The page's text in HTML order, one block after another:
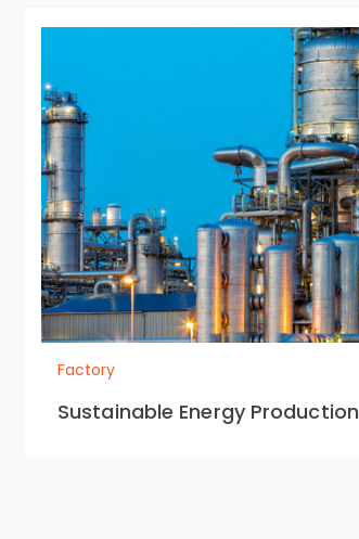
Factory
Sustainable Energy Production